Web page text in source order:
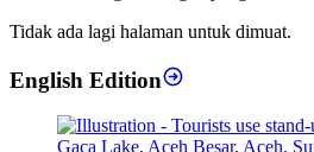
Tidak ada lagi halaman untuk dimuat.
English Edition